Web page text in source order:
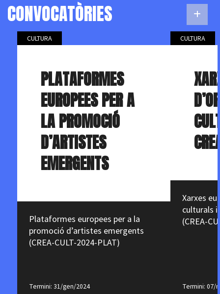
CONVOCATÒRIES
CULTURA
PLATAFORMES
EUROPEES PER A
LA PROMOCIÓ
D’ARTISTES
EMERGENTS
Plataformes europees per a la
promoció d’artistes emergents
(CREA-CULT-2024-PLAT)
Termini: 31/gen/2024
CULTURA
Xarxes
culturals
(CREA-
Termini: 07/